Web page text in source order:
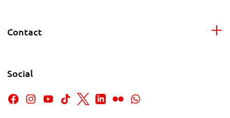
Contact
Social